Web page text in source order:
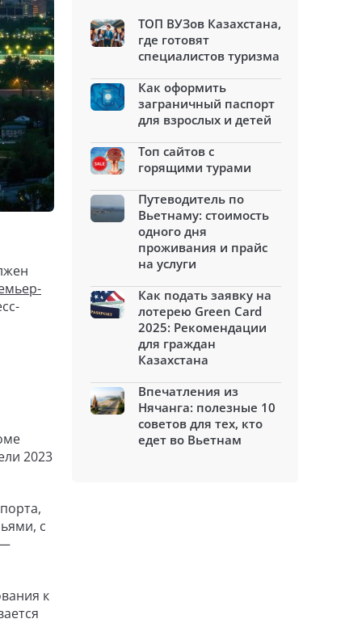
2023
с
к
ТОП ВУЗов Казахстана,
где готовят
специалистов туризма
Как оформить
заграничный паспорт
для взрослых и детей
Топ сайтов с
горящими турами
Путеводитель по
Вьетнаму: стоимость
одного дня
проживания и прайс
на услуги
Как подать заявку на
лотерею Green Card
2025: Рекомендации
для граждан
Казахстана
Впечатления из
Нячанга: полезные 10
советов для тех, кто
едет во Вьетнам